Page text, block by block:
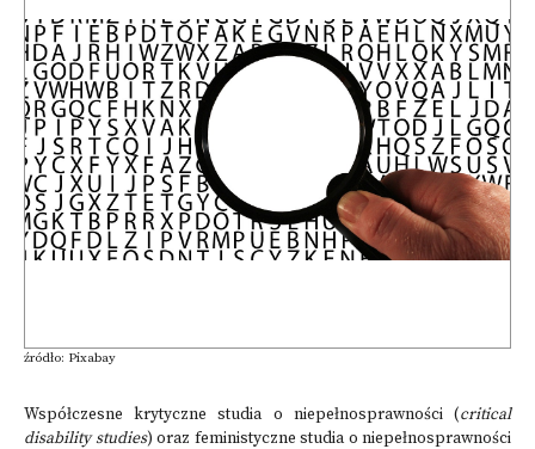
źródło: Pixabay
Współczesne krytyczne studia o niepełnosprawności (critical
disability studies) oraz feministyczne studia o niepełnosprawności